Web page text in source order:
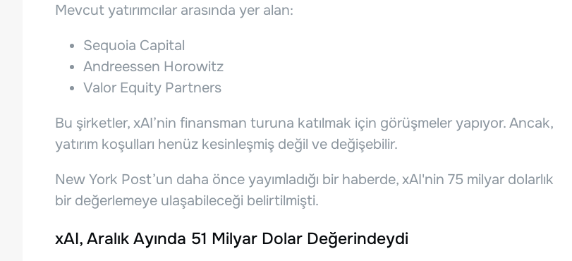
Mevcut yatırımcılar arasında yer alan:
Sequoia Capital
Andreessen Horowitz
Valor Equity Partners
Bu şirketler, xAI’nin finansman turuna katılmak için görüşmeler yapıyor. Ancak,
yatırım koşulları henüz kesinleşmiş değil ve değişebilir.
New York Post’un daha önce yayımladığı bir haberde, xAI'nin 75 milyar dolarlık
bir değerlemeye ulaşabileceği belirtilmişti.
xAI, Aralık Ayında 51 Milyar Dolar Değerindeydi